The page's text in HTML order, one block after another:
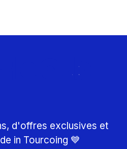
le Club
d'offres exclusives et
in Tourcoing 💙